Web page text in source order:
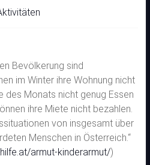
Bevölkerung sind
im Winter ihre Wohnung nicht
des Monats nicht genug Essen
ihre Miete nicht bezahlen.
von insgesamt über
Menschen in Österreich.“
armut-kinderarmut/)